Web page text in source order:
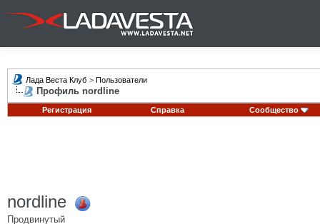
Лада Веста Клуб > Пользователи
Профиль nordline
Регистрация Справка Сообщество
nordline
Продвинутый